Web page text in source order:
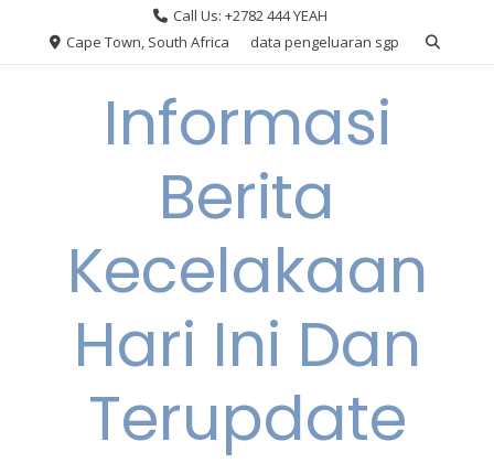
Call Us: +2782 444 YEAH
Cape Town, South Africa
data pengeluaran sgp
Informasi
Berita
Kecelakaan
Hari Ini Dan
Terupdate